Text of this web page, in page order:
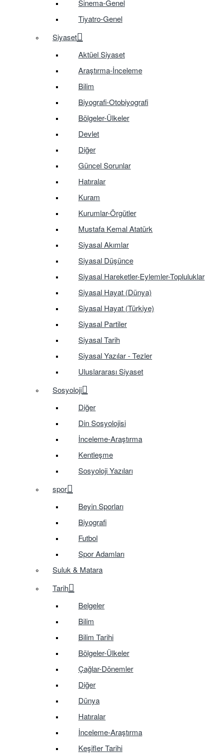
Sinema-Genel
Tiyatro-Genel
Siyaset
Aktüel Siyaset
Araştırma-İnceleme
Bilim
Biyografi-Otobiyografi
Bölgeler-Ülkeler
Devlet
Diğer
Güncel Sorunlar
Hatıralar
Kuram
Kurumlar-Örgütler
Mustafa Kemal Atatürk
Siyasal Akımlar
Siyasal Düşünce
Siyasal Hareketler-Eylemler-Topluluklar
Siyasal Hayat (Dünya)
Siyasal Hayat (Türkiye)
Siyasal Partiler
Siyasal Tarih
Siyasal Yazılar - Tezler
Uluslararası Siyaset
Sosyoloji
Diğer
Din Sosyolojisi
İnceleme-Araştırma
Kentleşme
Sosyoloji Yazıları
spor
Beyin Sporları
Biyografi
Futbol
Spor Adamları
Suluk & Matara
Tarih
Belgeler
Bilim
Bilim Tarihi
Bölgeler-Ülkeler
Çağlar-Dönemler
Diğer
Dünya
Hatıralar
İnceleme-Araştırma
Keşifler Tarihi